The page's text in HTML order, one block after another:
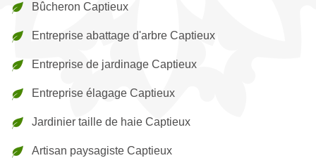
Bûcheron Captieux
Entreprise abattage d'arbre Captieux
Entreprise de jardinage Captieux
Entreprise élagage Captieux
Jardinier taille de haie Captieux
Artisan paysagiste Captieux